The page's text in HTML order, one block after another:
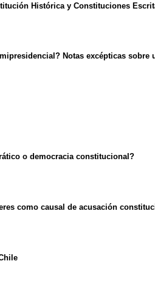
Histórica y Constituciones
Notas excépticas
o democracia constitucional?
como causal de acusación